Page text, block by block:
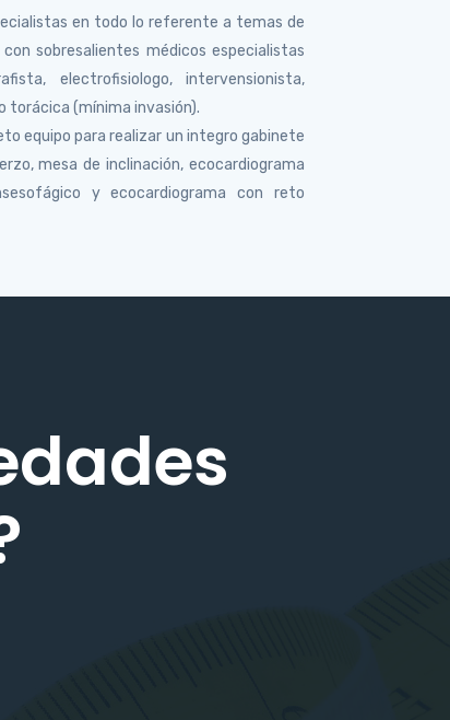
en todo lo referente a temas de
sobresalientes médicos especialistas
electrofisiologo, intervensionista,
torácica (mínima invasión).
equipo para realizar un integro gabinete
mesa de inclinación, ecocardiograma
y ecocardiograma con reto